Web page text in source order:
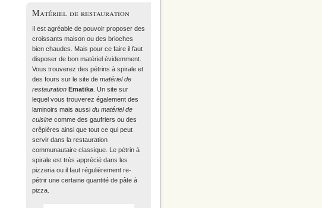
Matériel de restauration
Il est agréable de pouvoir proposer des
croissants maison ou des brioches
bien chaudes. Mais pour ce faire il faut
disposer de bon matériel évidemment.
Vous trouverezdes pétrins à spirale et
des fours sur le site dematériel de
restauration Ematika . Un site sur
lequel vous trouverez également des
laminoirs mais aussidu matériel de
cuisine comme des gaufriers ou des
crêpières ainsi que tout ce qui peut
servir dans la restauration
communautaire classique. Le pétrin à
spirale est très apprécié dans les
pizzeria ou il faut régulièrement re-
pétrir une certaine quantité de pâte à
pizza.